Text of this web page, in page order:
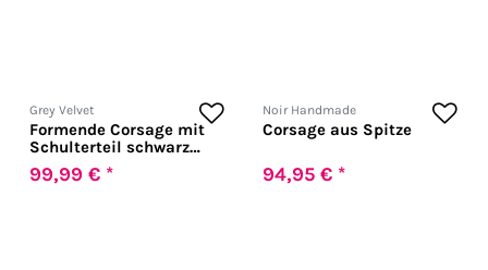
Grey Velvet
Formende Corsage mit
Schulterteil schwarz
15307
99,99 € *
Noir Handmade
Corsage aus Spitze
94,95 € *